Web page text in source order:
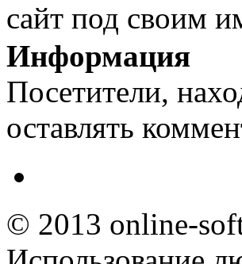
сайт под своим
Информация
Посетители,
оставлять
© 2013 online-